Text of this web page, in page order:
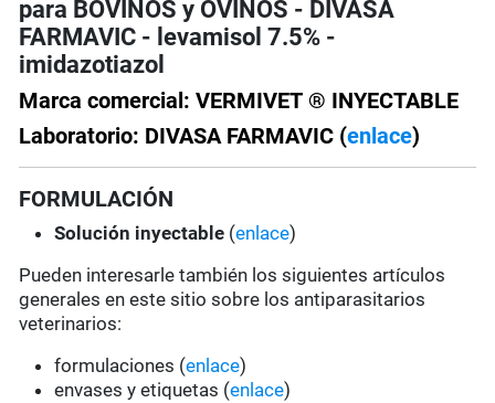
para BOVINOS y OVINOS - DIVASA
FARMAVIC - levamisol 7.5% -
imidazotiazol
Marca comercial: VERMIVET ® INYECTABLE
Laboratorio: DIVASA FARMAVIC (enlace)
FORMULACIÓN
Solución inyectable (enlace)
Pueden interesarle también los siguientes artículos
generales en este sitio sobre los antiparasitarios
veterinarios:
formulaciones (enlace)
envases y etiquetas (enlace)